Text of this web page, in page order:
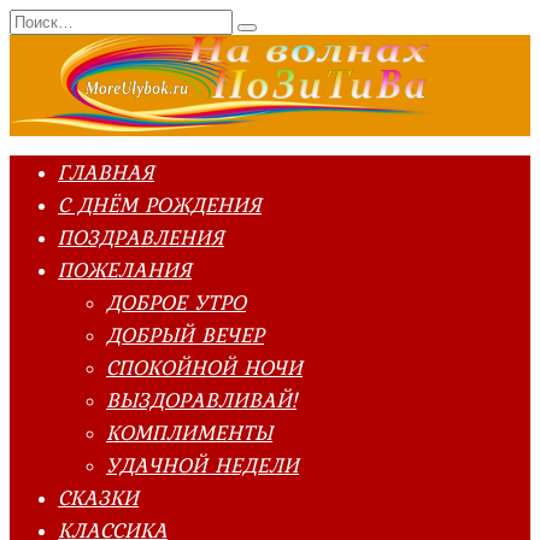
Перейти
к
содержанию
Search
for:
ГЛАВНАЯ
С ДНЁМ РОЖДЕНИЯ
ПОЗДРАВЛЕНИЯ
ПОЖЕЛАНИЯ
ДОБРОЕ УТРО
ДОБРЫЙ ВЕЧЕР
СПОКОЙНОЙ НОЧИ
ВЫЗДОРАВЛИВАЙ!
КОМПЛИМЕНТЫ
УДАЧНОЙ НЕДЕЛИ
СКАЗКИ
КЛАССИКА